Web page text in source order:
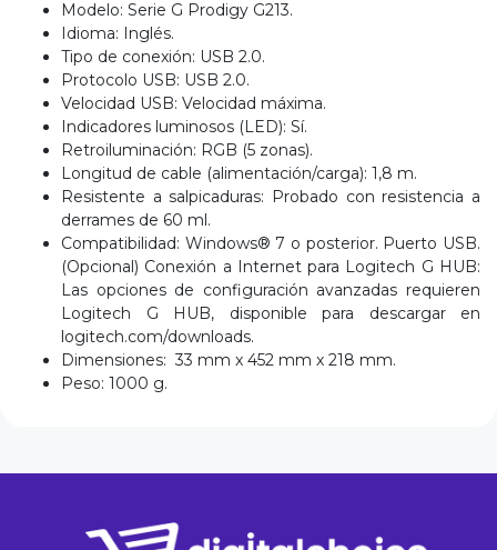
Modelo: Serie G Prodigy G213.
Idioma: Inglés.
Tipo de conexión: USB 2.0.
Protocolo USB: USB 2.0.
Velocidad USB: Velocidad máxima.
Indicadores luminosos (LED): Sí.
Retroiluminación: RGB (5 zonas).
Longitud de cable (alimentación/carga): 1,8 m.
Resistente a salpicaduras: Probado con resistencia a
derrames de 60 ml.
Compatibilidad: Windows® 7 o posterior. Puerto USB.
(Opcional) Conexión a Internet para Logitech G HUB:
Las opciones de configuración avanzadas requieren
Logitech G HUB, disponible para descargar en
logitech.com/downloads.
Dimensiones: 33 mm x 452 mm x 218 mm.
Peso: 1000 g.